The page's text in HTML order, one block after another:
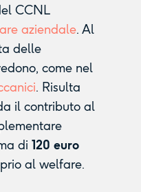
CCNL
aziendale. Al
delle
come nel
. Risulta
il contributo al
di 120 euro
al welfare.